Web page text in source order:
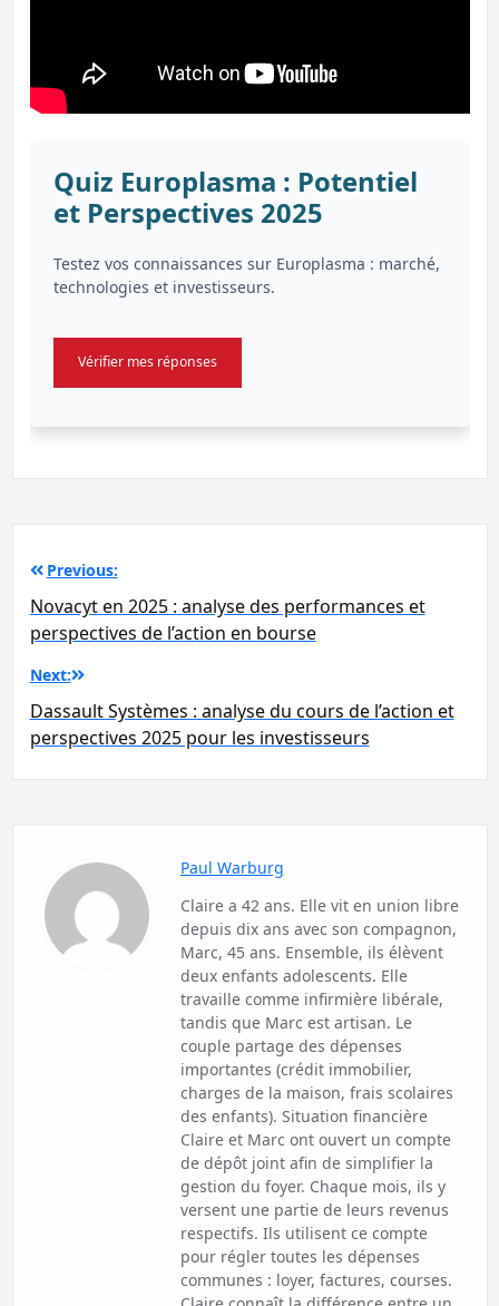
Quiz Europlasma : Potentiel
et Perspectives 2025
Testez vos connaissances sur Europlasma : marché,
technologies et investisseurs.
Vérifier mes réponses
Navigation
de
l’article
Previous:
Novacyt en 2025 : analyse des performances et
perspectives de l’action en bourse
Next:
Dassault Systèmes : analyse du cours de l’action et
perspectives 2025 pour les investisseurs
Paul Warburg
Claire a 42 ans. Elle vit en union libre
depuis dix ans avec son compagnon,
Marc, 45 ans. Ensemble, ils élèvent
deux enfants adolescents. Elle
travaille comme infirmière libérale,
tandis que Marc est artisan. Le
couple partage des dépenses
importantes (crédit immobilier,
charges de la maison, frais scolaires
des enfants). Situation financière
Claire et Marc ont ouvert un compte
de dépôt joint afin de simplifier la
gestion du foyer. Chaque mois, ils y
versent une partie de leurs revenus
respectifs. Ils utilisent ce compte
pour régler toutes les dépenses
communes : loyer, factures, courses.